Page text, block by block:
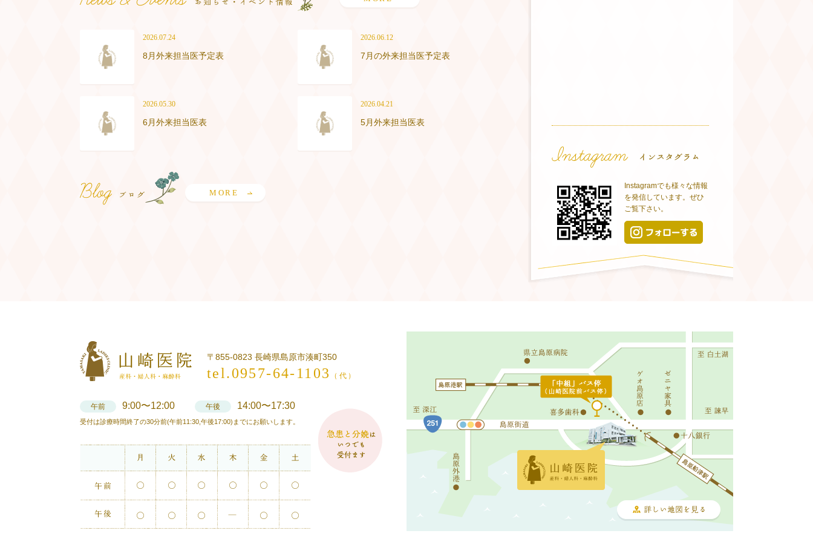
2026.07.24
8月外来担当医予定表
2026.06.12
7月の外来担当医予定表
2026.05.30
6月外来担当医表
2026.04.21
5月外来担当医表
MORE
Instagramでも様々な情報
を発信しています。ぜひ
ご覧下さい。
〒855-0823 長崎県島原市湊町350
tel.0957-64-1103 （代）
午前 9:00〜12:00 午後 14:00〜17:30
受付は診療時間終了の30分前(午前11:30,午後17:00)までにお願いします。